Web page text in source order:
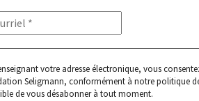
votre adresse électronique, vous
Seligmann, conformément à notrepolitique
de vous désabonner à tout moment.